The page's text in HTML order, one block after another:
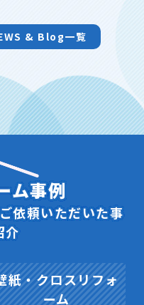
& Blog一覧
ム事例
依頼いただいた事
介
紙・クロスリフォ
ーム